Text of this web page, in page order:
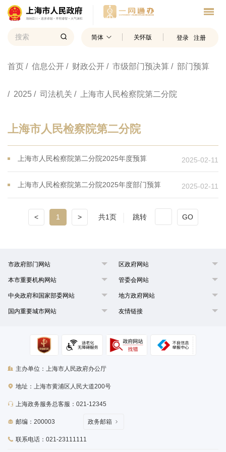
简体 关怀版 登录 注册
首页 / 信息公开 / 财政公开 / 市级部门预决算 / 部门预算
/ 2025 / 司法机关 / 上海市人民检察院第二分院
上海市人民检察院第二分院
上海市人民检察院第二分院2025年度预算 2025-02-11
上海市人民检察院第二分院2025年度部门预算 2025-02-11
< 1 > 共1页 跳转 GO
市政府部门网站 区政府网站
本市重要机构网站 管委会网站
中央政府和国家部委网站 地方政府网站
国内重要城市网站 友情链接
主办单位：上海市人民政府办公厅
地址：上海市黄浦区人民大道200号
上海政务服务总客服：021-12345
邮编：200003
联系电话：021-23111111
政务邮箱